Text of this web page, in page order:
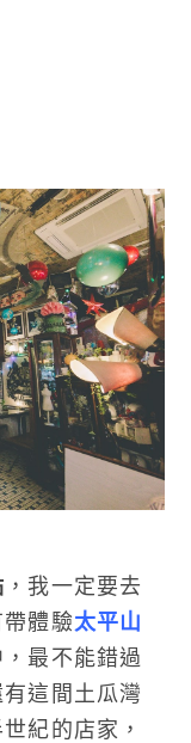
，我一定要去
體驗太平山
最不能錯過
有這間土瓜灣
紀的店家，